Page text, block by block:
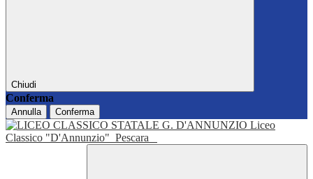
Chiudi
Conferma
Annulla Conferma
Liceo
Classico "D'Annunzio" Pescara